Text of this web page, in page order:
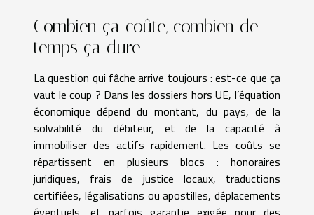
Combien ça coûte, combien de
temps ça dure
La question qui fâche arrive toujours : est-ce que ça
vaut le coup ? Dans les dossiers hors UE, l’équation
économique dépend du montant, du pays, de la
solvabilité du débiteur, et de la capacité à
immobiliser des actifs rapidement. Les coûts se
répartissent en plusieurs blocs : honoraires
juridiques, frais de justice locaux, traductions
certifiées, légalisations ou apostilles, déplacements